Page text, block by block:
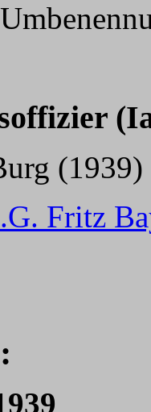
(1939)
Fritz